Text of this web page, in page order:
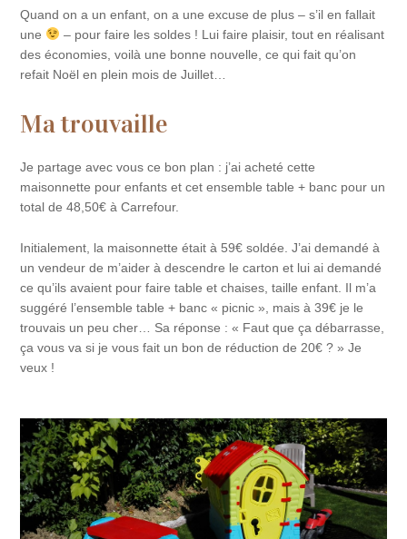
Quand on a un enfant, on a une excuse de plus – s’il en fallait
une
– pour faire les soldes ! Lui faire plaisir, tout en réalisant
des économies, voilà une bonne nouvelle, ce qui fait qu’on
refait Noël en plein mois de Juillet…
Ma trouvaille
Je partage avec vous ce bon plan : j’ai acheté cette
maisonnette pour enfants et cet ensemble table + banc pour un
total de 48,50€ à Carrefour.
Initialement, la maisonnette était à 59€ soldée. J’ai demandé à
un vendeur de m’aider à descendre le carton et lui ai demandé
ce qu’ils avaient pour faire table et chaises, taille enfant. Il m’a
suggéré l’ensemble table + banc « picnic », mais à 39€ je le
trouvais un peu cher… Sa réponse : « Faut que ça débarrasse,
ça vous va si je vous fait un bon de réduction de 20€ ? » Je
veux !